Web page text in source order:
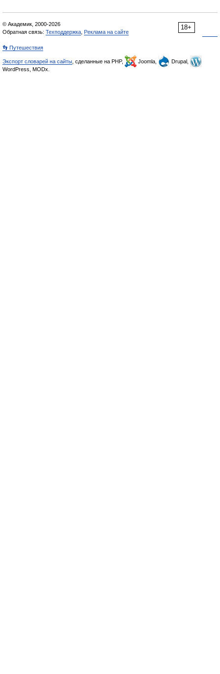
18+
© Академик, 2000-2026
Обратная связь: Техподдержка Реклама на сайте
👣 Путешествия
Экспорт словарей на сайты , сделанные на PHP, Joomla,
Drupal,
WordPress, MODx.